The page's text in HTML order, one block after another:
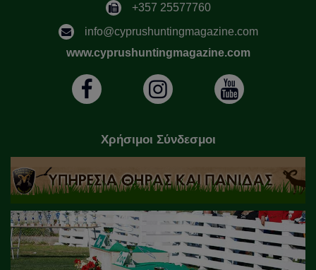
+357 25577760
info@cyprushuntingmagazine.com
www.cyprushuntingmagazine.com
Χρήσιμοι Σύνδεσμοι